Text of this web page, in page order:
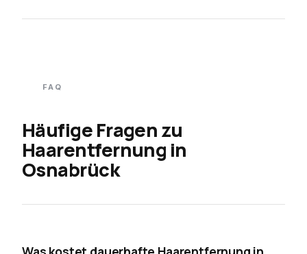
FAQ
Häufige Fragen zu
Haarentfernung in
Osnabrück